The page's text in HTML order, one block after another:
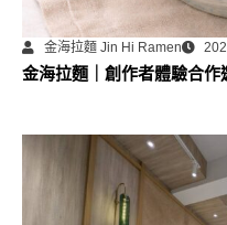
金海拉麵 Jin Hi Ramen
金海拉麵｜創作者體驗合作